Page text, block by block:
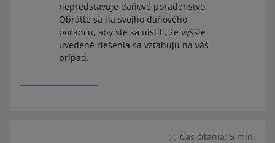
nepredstavuje daňové poradenstvo.
Obráťte sa na svojho daňového
poradcu, aby ste sa uistili, že vyššie
uvedené riešenia sa vzťahujú na váš
prípad.
Čas čítania: 5 min.